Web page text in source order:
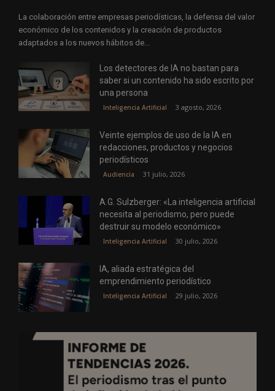
La colaboración entre empresas periodísticas, la defensa del valor
económico de los contenidos y la creación de productos
adaptados a los nuevos hábitos de...
Los detectores de IA no bastan para
saber si un contenido ha sido escrito por
una persona
Inteligencia Artificial 3 agosto, 2026
Veinte ejemplos de uso de la IA en
redacciones, productos y negocios
periodísticos
Audiencia 31 julio, 2026
A.G. Sulzberger: «La inteligencia artificial
necesita al periodismo, pero puede
destruir su modelo económico»
Inteligencia Artificial 30 julio, 2026
IA, aliada estratégica del
emprendimiento periodístico
Inteligencia Artificial 29 julio, 2026